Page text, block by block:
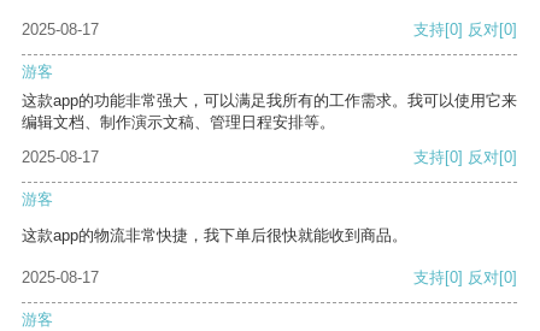
2025-08-17 支持[0] 反对[0]
游客
这款app的功能非常强大，可以满足我所有的工作需求。我可以使用它来
编辑文档、制作演示文稿、管理日程安排等。
2025-08-17
支持[0] 反对[0]
游客
这款app的物流非常快捷，我下单后很快就能收到商品。
2025-08-17 支持[0] 反对[0]
游客